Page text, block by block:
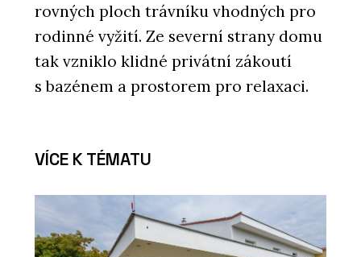
rovných ploch trávníku vhodných pro
rodinné vyžití. Ze severní strany domu
tak vzniklo klidné privátní zákoutí
s bazénem a prostorem pro relaxaci.
VÍCE K TÉMATU